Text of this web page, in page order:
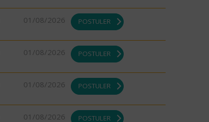
01/08/2026 POSTULER
01/08/2026 POSTULER
01/08/2026 POSTULER
01/08/2026 POSTULER